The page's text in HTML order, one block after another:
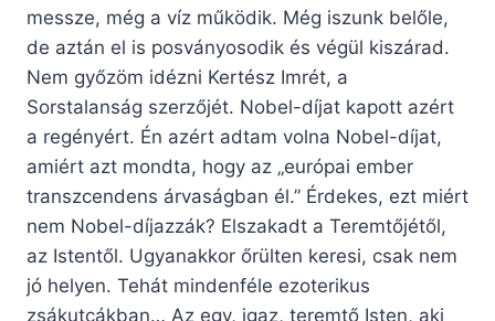
messze, még a víz működik. Még iszunk belőle,
de aztán el is posványosodik és végül kiszárad.
Nem győzöm idézni Kertész Imrét, a
Sorstalanság szerzőjét. Nobel-díjat kapott azért
a regényért. Én azért adtam volna Nobel-díjat,
amiért azt mondta, hogy az „európai ember
transzcendens árvaságban él.” Érdekes, ezt miért
nem Nobel-díjazzák? Elszakadt a Teremtőjétől,
az Istentől. Ugyanakkor őrülten keresi, csak nem
jó helyen. Tehát mindenféle ezoterikus
zsákutcákban… Az egy, igaz, teremtő Isten, aki